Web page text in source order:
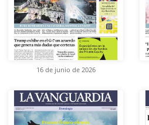
16 de junio de 2026